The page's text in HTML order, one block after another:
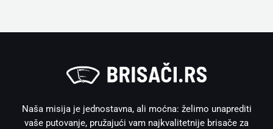
Naša misija je jednostavna, ali moćna: želimo unaprediti
vaše putovanje, pružajući vam najkvalitetnije brisače za